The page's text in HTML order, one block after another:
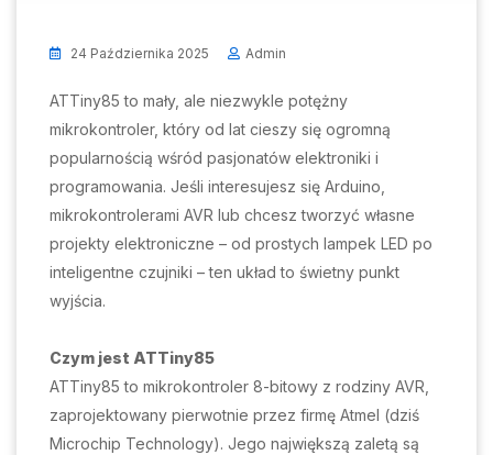
24 Października 2025 Admin
ATTiny85 to mały, ale niezwykle potężny
mikrokontroler, który od lat cieszy się ogromną
popularnością wśród pasjonatów elektroniki i
programowania. Jeśli interesujesz się Arduino,
mikrokontrolerami AVR lub chcesz tworzyć własne
projekty elektroniczne – od prostych lampek LED po
inteligentne czujniki – ten układ to świetny punkt
wyjścia.
Czym jest ATTiny85
ATTiny85 to mikrokontroler 8-bitowy z rodziny AVR,
zaprojektowany pierwotnie przez firmę Atmel (dziś
Microchip Technology). Jego największą zaletą są